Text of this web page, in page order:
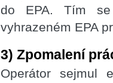
do EPA. Tím se
vyhrazeném EPA
3) Zpomalení
Operátor sejmul